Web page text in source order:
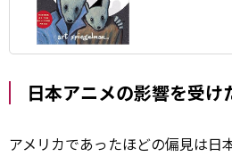
日本アニメの影響を受け
アメリカであったほどの偏見は日